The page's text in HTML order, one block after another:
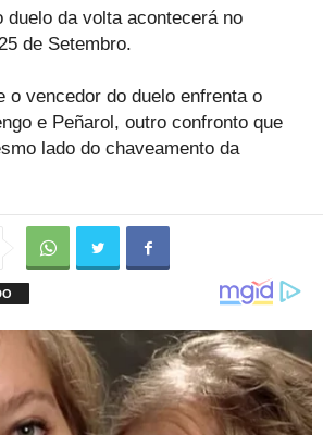
duelo da volta acontecerá no
de Setembro.
o vencedor do duelo enfrenta o
e Peñarol, outro confronto que
lado do chaveamento da